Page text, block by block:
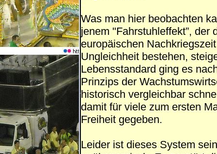
Was man hier beobachten
jenem "Fahrstuhleffekt”, der
europäischen
Ungleichheit bestehen,
Lebensstandard ging es
Prinzips der
historisch vergleichbar
damit für viele zum ersten
Freiheit gegeben.
Leider ist dieses System